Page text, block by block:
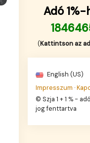
Adó
(Kattintson az
English (US)
Impresszum ·
© Szja 1 + 1 % -
jog fenttartva